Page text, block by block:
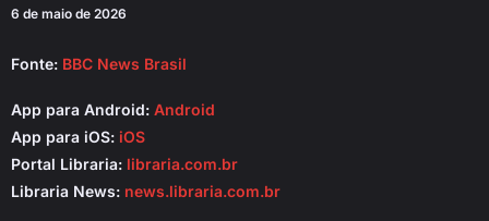
6 de maio de 2026
Fonte: BBC News Brasil
App para Android: Android
App para iOS: iOS
Portal Libraria: libraria.com.br
Libraria News: news.libraria.com.br